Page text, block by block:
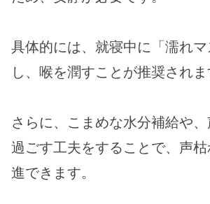
具体的には、就寝中に「濡れ
し、喉を潤すことが推奨されま
さらに、こまめな水分補給や
過ごす工夫をすることで、声
進できます。